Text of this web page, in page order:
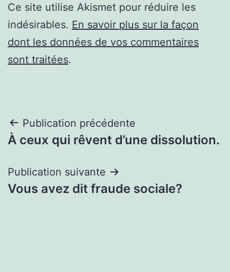
Ce site utilise Akismet pour réduire les
indésirables. En savoir plus sur la façon
dont les données de vos commentaires
sont traitées.
Navigation
de
l’article
Publication précédente
À ceux qui rêvent d’une dissolution.
Publication suivante
Vous avez dit fraude sociale?